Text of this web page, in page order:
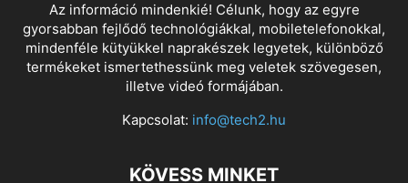
Az információ mindenkié! Célunk, hogy az egyre
gyorsabban fejlődő technológiákkal, mobiletelefonokkal,
mindenféle kütyükkel naprakészek legyetek, különböző
termékeket ismertethessünk meg veletek szövegesen,
illetve videó formájában.
Kapcsolat: info@tech2.hu
KÖVESS MINKET